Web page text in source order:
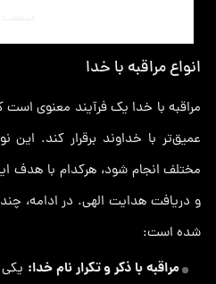
انواع مراقبه با خدا
مراقبه با خدا یک فرآیند معنوی
عمیق‌تر با خداوند برقرار کند.
مختلف انجام شود، هرکدام با هدف
و دریافت هدایت الهی. در ادامه، چند
شده است:
مراقبه با ذکر و تکرار نام خدا: یکی